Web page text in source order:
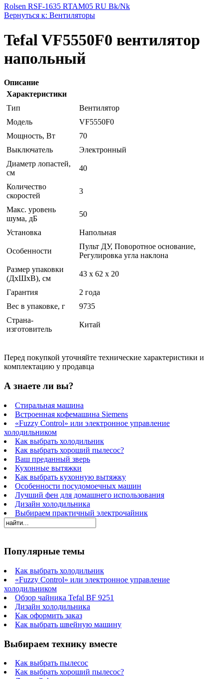
Rolsen RSF-1635 RTAM05 RU Bk/Nk
Вернуться к: Вентиляторы
Tefal VF5550F0 вентилятор
напольный
Описание
Характеристики
Тип
Вентилятор
Модель
VF5550F0
Мощность, Вт
70
Выключатель
Электронный
Диаметр лопастей,
см
40
Количество
скоростей
3
Макс. уровень
шума, дБ
50
Установка Напольная
Особенности
Пульт ДУ, Поворотное основание,
Регулировка угла наклона
Размер упаковки
(ДхШхВ), см
43 x 62 x 20
Гарантия
2 года
Вес в упаковке, г
9735
Страна-
изготовитель
Китай
Перед покупкой уточняйте технические характеристики и
комплектацию у продавца
А знаете ли вы?
Стиральная машина
Встроенная кофемашина Siemens
«Fuzzy Control» или электронное управление
холодильником
Как выбрать холодильник
Как выбрать хороший пылесос?
Ваш преданный зверь
Кухонные вытяжки
Как выбрать кухонную вытяжку
Особенности посудомоечных машин
Лучший фен для домашнего использования
Дизайн холодильника
Выбираем практичный электрочайник
Популярные темы
Как выбрать холодильник
«Fuzzy Control» или электронное управление
холодильником
Обзор чайника Tefal BF 9251
Дизайн холодильника
Как оформить заказ
Как выбрать швейную машину
Выбираем технику вместе
Как выбрать пылесос
Как выбрать хороший пылесос?